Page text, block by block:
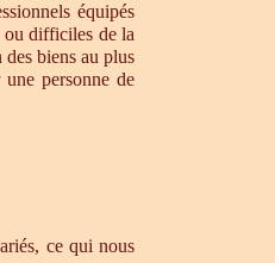
équipés
ou difficiles de la
biens au plus
personne de
ce qui nous